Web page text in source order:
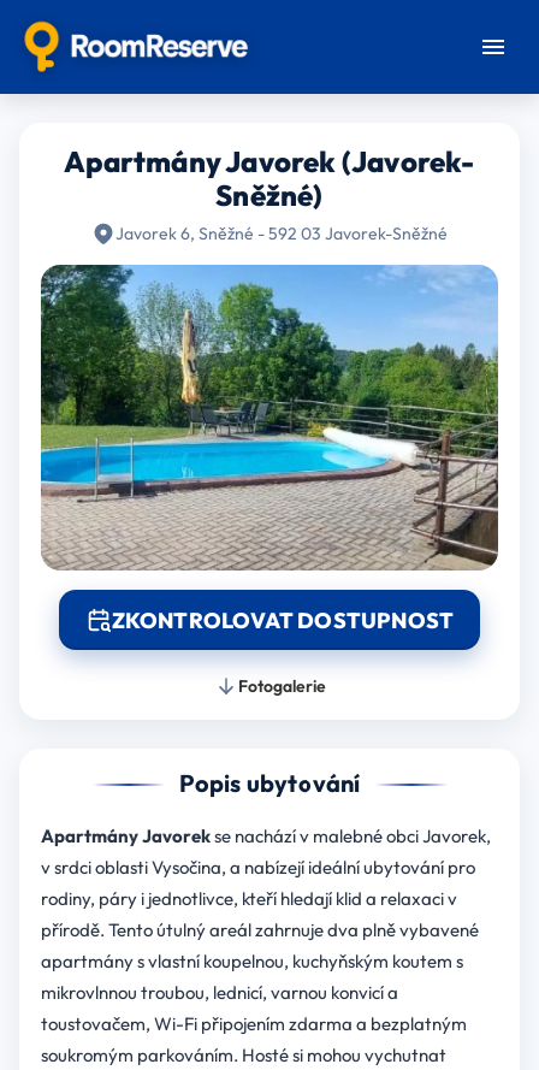
Apartmány Javorek (Javorek-
Sněžné)
Javorek 6, Sněžné - 592 03 Javorek-Sněžné
ZKONTROLOVAT DOSTUPNOST
Fotogalerie
Popis ubytování
Apartmány Javorekse nachází v malebné obci Javorek,
v srdci oblasti Vysočina, a nabízejí ideální ubytování pro
rodiny, páry i jednotlivce, kteří hledají klid a relaxaci v
přírodě. Tento útulný areál zahrnuje dva plně vybavené
apartmány s vlastní koupelnou, kuchyňským koutem s
mikrovlnnou troubou, lednicí, varnou konvicí a
toustovačem, Wi-Fi připojením zdarma a bezplatným
soukromým parkováním. Hosté si mohou vychutnat